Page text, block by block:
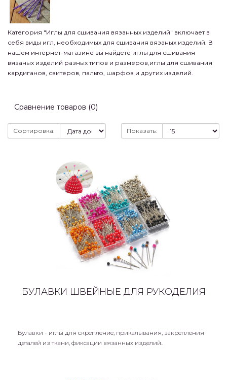
Категория "Иглы для сшивания вязанных изделий" включает в
себя виды игл, необходимых для сшивания вязаных изделий. В
нашем интернет-магазине вы найдете иглы для сшивания
вязаных изделий разных типов и размеров,иглы для сшивания
кардиганов, свитеров, пальто, шарфов и других изделий.
Сравнение товаров (0)
Сортировка: Показать:
БУЛАВКИ ШВЕЙНЫЕ ДЛЯ РУКОДЕЛИЯ
Булавки - иглы для скрепление, прикалывания, закрепления
деталей из ткани, фиксации вязанных изделий..